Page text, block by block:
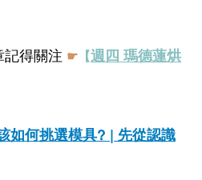
得關注 ☛ 【週四 瑪德蓮烘
如何挑選模具? | 先從認識